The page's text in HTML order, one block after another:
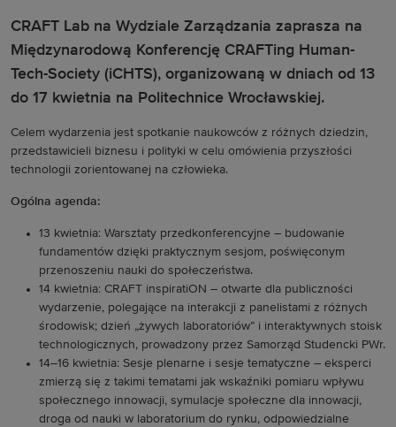
CRAFT Lab na Wydziale Zarządzania zaprasza na
Międzynarodową Konferencję CRAFTing Human-
Tech-Society (iCHTS), organizowaną w dniach od 13
do 17 kwietnia na Politechnice Wrocławskiej.
Celem wydarzenia jest spotkanie naukowców z różnych dziedzin,
przedstawicieli biznesu i polityki w celu omówienia przyszłości
technologii zorientowanej na człowieka.
Ogólna agenda:
13 kwietnia: Warsztaty przedkonferencyjne – budowanie
fundamentów dzięki praktycznym sesjom, poświęconym
przenoszeniu nauki do społeczeństwa.
14 kwietnia: CRAFT inspiratiON – otwarte dla publiczności
wydarzenie, polegające na interakcji z panelistami z różnych
środowisk; dzień „żywych laboratoriów” i interaktywnych stoisk
technologicznych, prowadzony przez Samorząd Studencki PWr.
14–16 kwietnia: Sesje plenarne i sesje tematyczne – eksperci
zmierzą się z takimi tematami jak wskaźniki pomiaru wpływu
społecznego innowacji, symulacje społeczne dla innowacji,
droga od nauki w laboratorium do rynku, odpowiedzialne